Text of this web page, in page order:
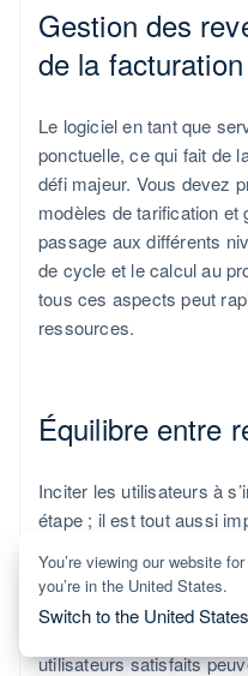
Gestion des
de la facturation
Le logiciel en tant que
ponctuelle, ce qui fait de
défi majeur. Vous devez
modèles de tarification
passage aux différents
de cycle et le calcul au
tous ces aspects peut
ressources.
Équilibre entre
Inciter les utilisateurs à
étape ; il est tout aussi
aux entreprises SaaS.
s'ils ne perçoivent pas
utilisateurs satisfaits
You’re viewing our website
you’re in the United States.
Switch to the United